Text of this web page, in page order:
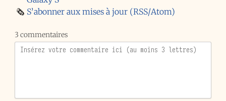
🗞️ S’abonner aux mises à jour (RSS/Atom)
3 commentaires